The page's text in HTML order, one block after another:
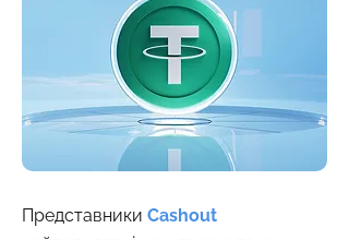
Представники Сashout